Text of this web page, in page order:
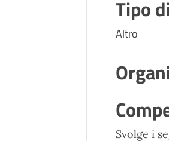
Tipo
Altro
Svolge i